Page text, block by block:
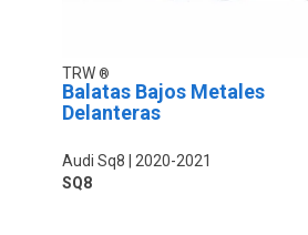
TRW
Balatas Bajos Metales
Delanteras
Audi Sq8
2020-2021
SQ8